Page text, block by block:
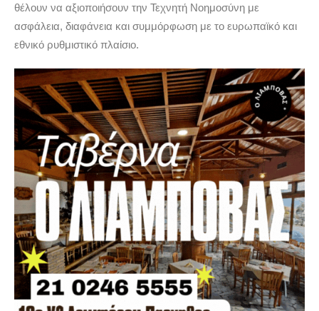
θέλουν να αξιοποιήσουν την Τεχνητή Νοημοσύνη με
ασφάλεια, διαφάνεια και συμμόρφωση με το ευρωπαϊκό και
εθνικό ρυθμιστικό πλαίσιο.